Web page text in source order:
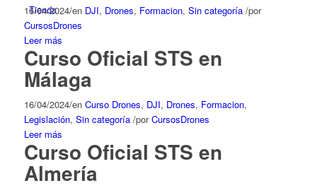
Tienda
16/04/2024/en DJI, Drones, Formacion, Sin categoría /por
CursosDrones
Leer más
Curso Oficial STS en
Málaga
16/04/2024/en Curso Drones, DJI, Drones, Formacion,
Legislación, Sin categoría /porCursosDrones
Leer más
Curso Oficial STS en
Almería